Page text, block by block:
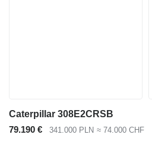
Caterpillar 308E2CRSB
79.190 €
341.000 PLN ≈ 74.000 CHF